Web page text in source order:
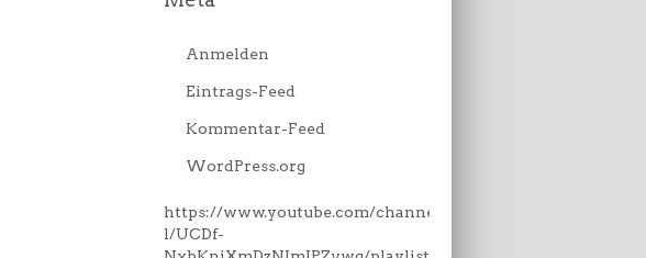
Anmelden
Eintrags-Feed
Kommentar-Feed
WordPress.org
https://www.youtube.com/channe
l/UCDf-